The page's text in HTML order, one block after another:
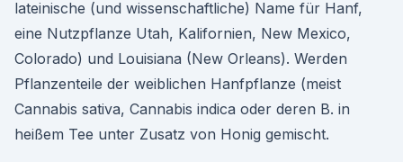
lateinische (und wissenschaftliche) Name für Hanf,
eine Nutzpflanze Utah, Kalifornien, New Mexico,
Colorado) und Louisiana (New Orleans). Werden
Pflanzenteile der weiblichen Hanfpflanze (meist
Cannabis sativa, Cannabis indica oder deren B. in
heißem Tee unter Zusatz von Honig gemischt.